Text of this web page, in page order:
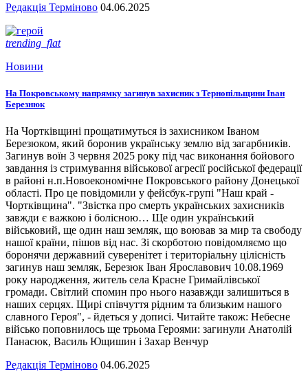
Редакція Терміново 04.06.2025
trending_flat
Новини
На Покровському напрямку загинув захисник з Тернопільщини Іван
Березнюк
На Чортківщині прощатимуться із захисником Іваном
Березюком, який боронив українську землю від загарбників.
Загинув воїн 3 червня 2025 року під час виконання бойового
завдання із стримування військової агресії російської федерації
в районі н.п.Новоекономічне Покровського району Донецької
області. Про це повідомили у фейсбук-групі "Наш край -
Чортківщина". "Звістка про смерть українських захисників
завжди є важкою і болісною… Ще один український
військовий, ще один наш земляк, що воював за мир та свободу
нашої країни, пішов від нас. Зі скорботою повідомляємо що
боронячи державний суверенітет і територіальну цілісність
загинув наш земляк, Березюк Іван Ярославович 10.08.1969
року народження, житель села Красне Гримайлівської
громади. Світлий спомин про нього назавжди залишиться в
наших серцях. Щирі співчуття рідним та близьким нашого
славного Героя", - йдеться у дописі. Читайте також: Небесне
військо поповнилось ще трьома Героями: загинули Анатолій
Панасюк, Василь Ющишин і Захар Венчур
Редакція Терміново 04.06.2025